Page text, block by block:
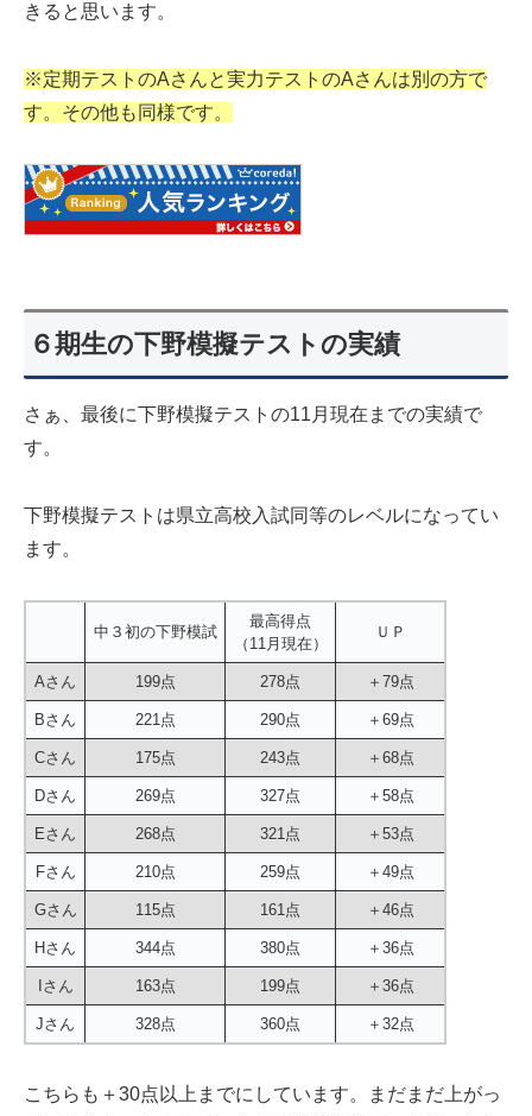
きると思います。
※定期テストのAさんと実力テストのAさんは別の方で
す。その他も同様です。
６期生の下野模擬テストの実績
さぁ、最後に下野模擬テストの11月現在までの実績で
す。
下野模擬テストは県立高校入試同等のレベルになってい
ます。
中３初の下野模試
最高得点
（11月現在）
ＵＰ
Aさん 199点 278点 ＋79点
Bさん 221点 290点 ＋69点
Cさん 175点 243点 ＋68点
Dさん 269点 327点 ＋58点
Eさん 268点 321点 ＋53点
Fさん 210点 259点 ＋49点
Gさん 115点 161点 ＋46点
Hさん 344点 380点 ＋36点
Iさん 163点 199点 ＋36点
Jさん 328点 360点 ＋32点
こちらも＋30点以上までにしています。まだまだ上がっ